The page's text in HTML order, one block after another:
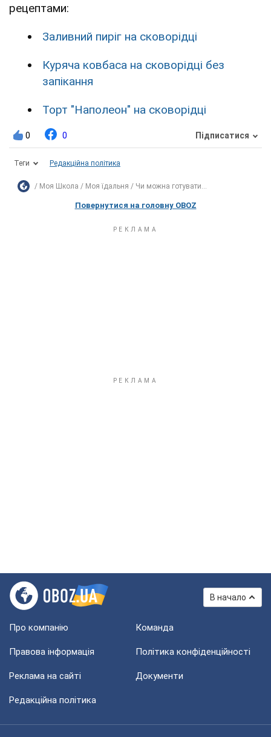
рецептами:
Заливний пиріг на сковорідці
Куряча ковбаса на сковорідці без
запікання
Торт "Наполеон" на сковорідці
0 0 Підписатися
Теги Редакційна політика
Моя Школа Моя їдальня Чи можна готувати...
Повернутися на головну OBOZ
В начало
Про компанію Команда
Правова інформація Політика конфіденційності
Реклама на сайті Документи
Редакційна політика